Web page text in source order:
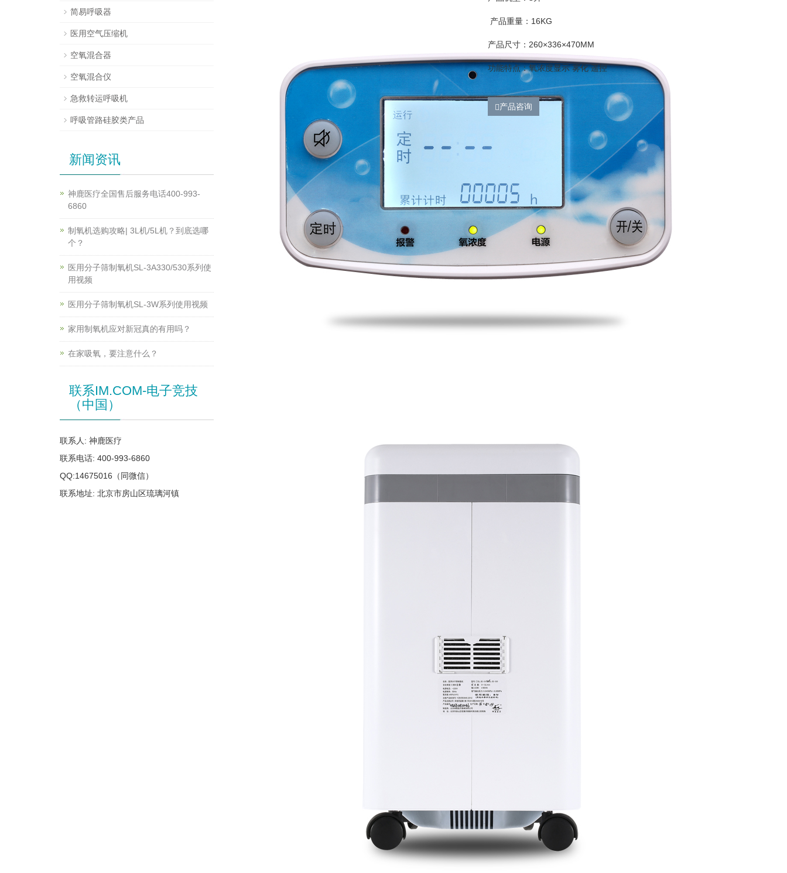
产品重量：16KG
产品尺寸：260×336×470MM
功能特点：氧浓度显示 雾化 遥控
产品咨询
简易呼吸器
医用空气压缩机
空氧混合器
空氧混合仪
急救转运呼吸机
呼吸管路硅胶类产品
新闻资讯
神鹿医疗全国售后服务电话400-993-
6860
制氧机选购攻略| 3L机/5L机？到底选哪
个？
医用分子筛制氧机SL-3A330/530系列使
用视频
医用分子筛制氧机SL-3W系列使用视频
家用制氧机应对新冠真的有用吗？
在家吸氧，要注意什么？
联系IM.COM-电子竞技
（中国）
联系人: 神鹿医疗
联系电话: 400-993-6860
QQ:14675016（同微信）
联系地址: 北京市房山区琉璃河镇